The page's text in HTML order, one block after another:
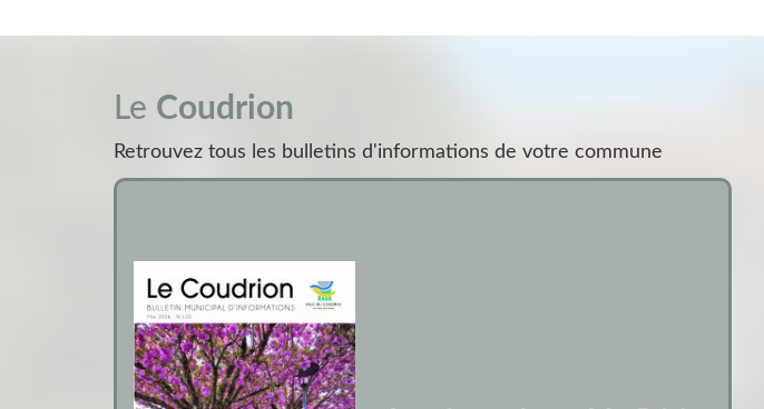
Le Coudrion
Retrouvez tous les bulletins d'informations de votre commune